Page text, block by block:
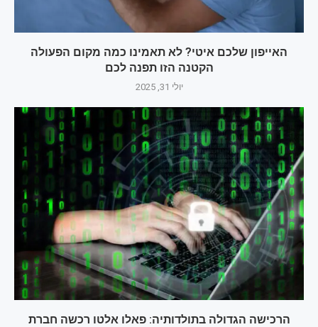
האייפון שלכם איטי? לא תאמינו כמה מקום הפעולה
הקטנה הזו תפנה לכם
יולי 31, 2025
הרכישה הגדולה בתולדותיה: פאלו אלטו רכשה חברת